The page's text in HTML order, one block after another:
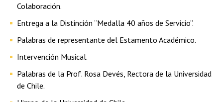
Colaboración.
Entrega a la Distinción “Medalla 40 años de Servicio”.
Palabras de representante del Estamento Académico.
Intervención Musical.
Palabras de la Prof. Rosa Devés, Rectora de la Universidad
de Chile.